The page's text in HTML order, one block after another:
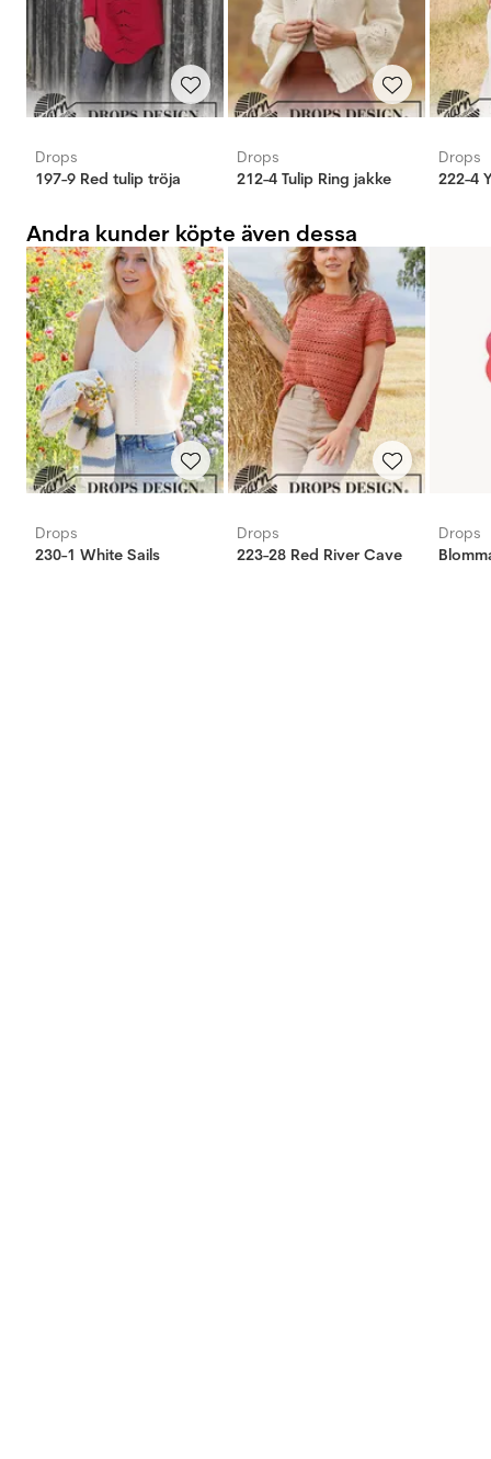
Drops
197-9 Red tulip tröja
Drops
212-4 Tulip Ring jakke
Drops
222-4
Andra kunder köpte även dessa
Drops
230-1 White Sails
Drops
223-28 Red River Cave
Drops